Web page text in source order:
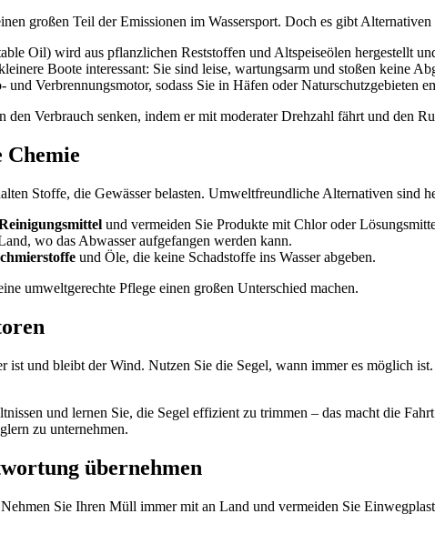
großen Teil der Emissionen im Wassersport. Doch es gibt
Oil) wird aus pflanzlichen Reststoffen und Altspeiseölen hergestellt
Boote interessant: Sie sind leise, wartungsarm und stoßen keine
und Verbrennungsmotor, sodass Sie in Häfen oder Naturschutzgebieten
Verbrauch senken, indem er mit moderater Drehzahl fährt und den
Chemie
Stoffe, die Gewässer belasten. Umweltfreundliche Alternativen sind
und vermeiden Sie Produkte mit Chlor oder
wo das Abwasser aufgefangen werden kann.
und Öle, die keine Schadstoffe ins Wasser abgeben.
umweltgerechte Pflege einen großen Unterschied machen.
ist und bleibt der Wind. Nutzen Sie die Segel, wann immer es möglich
und lernen Sie, die Segel effizient zu trimmen – das macht die
zu unternehmen.
übernehmen
Sie Ihren Müll immer mit an Land und vermeiden Sie